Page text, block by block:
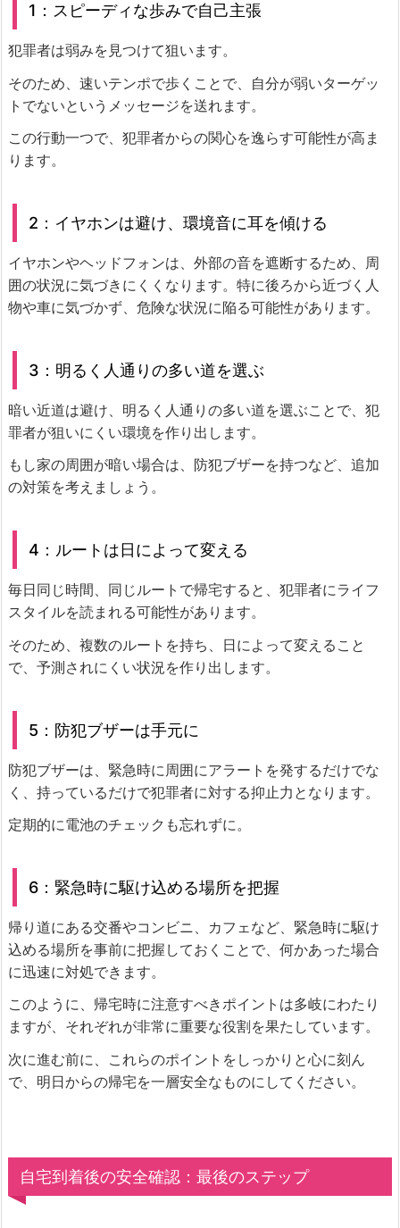
1：スピーディな歩みで自己主張
犯罪者は弱みを見つけて狙います。
そのため、速いテンポで歩くことで、自分が弱いターゲッ
トでないというメッセージを送れます。
この行動一つで、犯罪者からの関心を逸らす可能性が高ま
ります。
2：イヤホンは避け、環境音に耳を傾ける
イヤホンやヘッドフォンは、外部の音を遮断するため、周
囲の状況に気づきにくくなります。特に後ろから近づく人
物や車に気づかず、危険な状況に陥る可能性があります。
3：明るく人通りの多い道を選ぶ
暗い近道は避け、明るく人通りの多い道を選ぶことで、犯
罪者が狙いにくい環境を作り出します。
もし家の周囲が暗い場合は、防犯ブザーを持つなど、追加
の対策を考えましょう。
4：ルートは日によって変える
毎日同じ時間、同じルートで帰宅すると、犯罪者にライフ
スタイルを読まれる可能性があります。
そのため、複数のルートを持ち、日によって変えること
で、予測されにくい状況を作り出します。
5：防犯ブザーは手元に
防犯ブザーは、緊急時に周囲にアラートを発するだけでな
く、持っているだけで犯罪者に対する抑止力となります。
定期的に電池のチェックも忘れずに。
6：緊急時に駆け込める場所を把握
帰り道にある交番やコンビニ、カフェなど、緊急時に駆け
込める場所を事前に把握しておくことで、何かあった場合
に迅速に対処できます。
このように、帰宅時に注意すべきポイントは多岐にわたり
ますが、それぞれが非常に重要な役割を果たしています。
次に進む前に、これらのポイントをしっかりと心に刻ん
で、明日からの帰宅を一層安全なものにしてください。
自宅到着後の安全確認：最後のステップ